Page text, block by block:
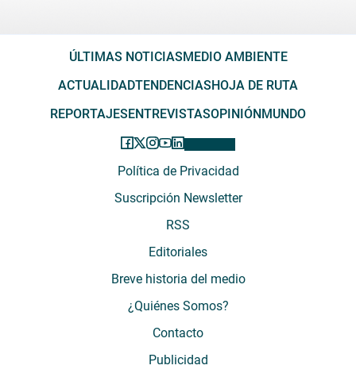
ÚLTIMAS NOTICIASMEDIO AMBIENTE
ACTUALIDADTENDENCIASHOJA DE RUTA
REPORTAJESENTREVISTASOPINIÓNMUNDO
Política de Privacidad
Suscripción Newsletter
RSS
Editoriales
Breve historia del medio
¿Quiénes Somos?
Contacto
Publicidad